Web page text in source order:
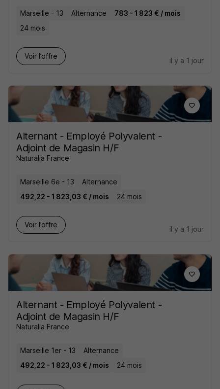
Marseille - 13 Alternance
783 - 1 823 € / mois
24 mois
Voir l’offre
il y a 1 jour
Alternant - Employé Polyvalent -
Adjoint de Magasin H/F
Naturalia France
Marseille 6e - 13
Alternance
492,22 - 1 823,03 € / mois
24 mois
Voir l’offre
il y a 1 jour
Alternant - Employé Polyvalent -
Adjoint de Magasin H/F
Naturalia France
Marseille 1er - 13
Alternance
492,22 - 1 823,03 € / mois
24 mois